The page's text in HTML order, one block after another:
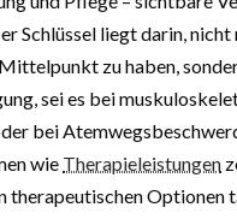
Schlüssel liegt darin, nicht
zu haben,
sei es bei
bei
wie Therapieleistungen
therapeutischen Optionen